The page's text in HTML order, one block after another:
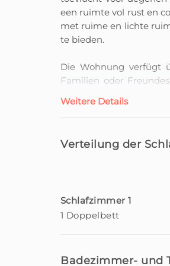
een ruimte vol rust en
met ruime en lichte
te bieden.
Die Wohnung verfügt
Familien oder
natürlichem Licht
einfach zum
Die Lage ist
möchten.
den beeindruckenden
Weitere Details
Verteilung der
Schlafzimmer 1
1 Doppelbett
Badezimmer- und